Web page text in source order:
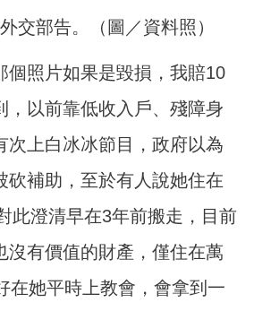
交部告。（圖／資料照）
個照片如果是毀損，我賠10
，以前靠低收入戶、殘障身
次上白冰冰節目，政府以為
砍補助，至於有人說她住在
此澄清早在3年前搬走，目前
沒有價值的財產，僅住在萬
在她平時上教會，會拿到一